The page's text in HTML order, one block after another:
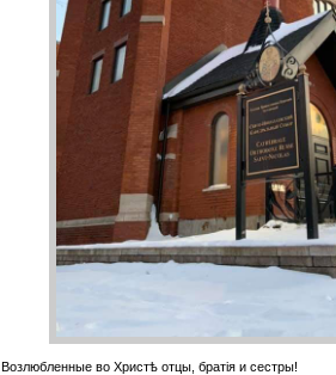
Возлюбленные во Христѣ отцы, братія и сестры!